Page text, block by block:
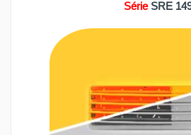
Série SRE